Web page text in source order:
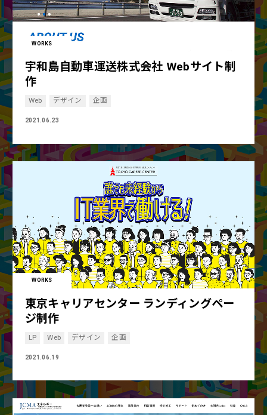
WORKS
宇和島自動車運送株式会社 Webサイト制
作
Web デザイン 企画
2021.06.23
WORKS
東京キャリアセンター ランディングペー
ジ制作
LP Web デザイン 企画
2021.06.19